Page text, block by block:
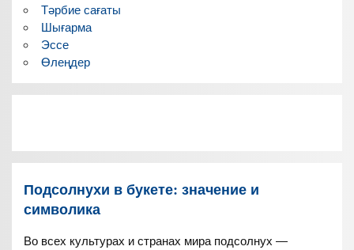
Тәрбие сағаты
Шығарма
Эссе
Өлеңдер
Подсолнухи в букете: значение и
символика
Во всех культурах и странах мира подсолнух —